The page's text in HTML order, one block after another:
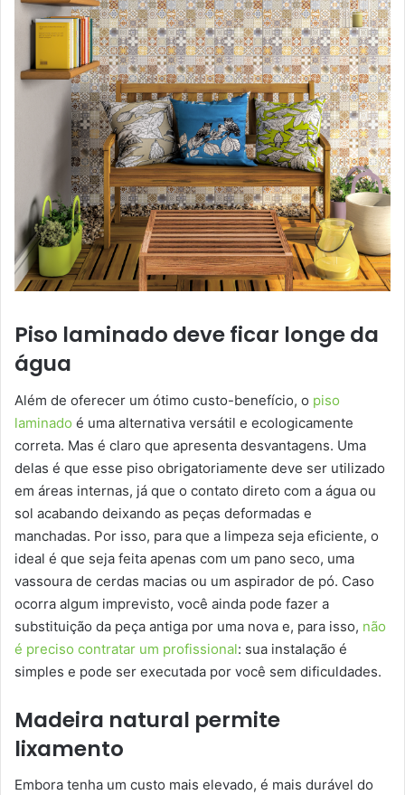
Piso laminado deve ficar longe da
água
Além de oferecer um ótimo custo-benefício, o piso
laminado é uma alternativa versátil e ecologicamente
correta. Mas é claro que apresenta desvantagens. Uma
delas é que esse piso obrigatoriamente deve ser utilizado
em áreas internas, já que o contato direto com a água ou
sol acabando deixando as peças deformadas e
manchadas. Por isso, para que a limpeza seja eficiente, o
ideal é que seja feita apenas com um pano seco, uma
vassoura de cerdas macias ou um aspirador de pó. Caso
ocorra algum imprevisto, você ainda pode fazer a
substituição da peça antiga por uma nova e, para isso, não
é preciso contratar um profissional: sua instalação é
simples e pode ser executada por você sem dificuldades.
Madeira natural permite
lixamento
Embora tenha um custo mais elevado, é mais durável do